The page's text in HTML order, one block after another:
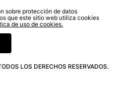
LOS DERECHOS RESERVADOS.
sobre protección de datos
que este sitio web utiliza cookies
de uso de cookies.